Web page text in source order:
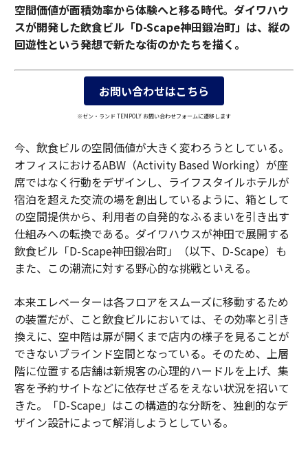
空間価値が面積効率から体験へと移る時代。ダイワハウ
スが開発した飲食ビル「D-Scape神田鍛冶町」は、縦の
回遊性という発想で新たな街のかたちを描く。
お問い合わせはこちら
※ゼン・ランド TEMPOLY お問い合わせフォームに遷移します
今、飲食ビルの空間価値が大きく変わろうとしている。
オフィスにおけるABW（Activity Based Working）が座
席ではなく行動をデザインし、ライフスタイルホテルが
宿泊を超えた交流の場を創出しているように、箱として
の空間提供から、利用者の自発的なふるまいを引き出す
仕組みへの転換である。ダイワハウスが神田で展開する
飲食ビル「D-Scape神田鍛冶町」（以下、D-Scape）も
また、この潮流に対する野心的な挑戦といえる。
本来エレベーターは各フロアをスムーズに移動するため
の装置だが、こと飲食ビルにおいては、その効率と引き
換えに、空中階は扉が開くまで店内の様子を見ることが
できないブラインド空間となっている。そのため、上層
階に位置する店舗は新規客の心理的ハードルを上げ、集
客を予約サイトなどに依存せざるをえない状況を招いて
きた。「D-Scape」はこの構造的な分断を、独創的なデ
ザイン設計によって解消しようとしている。